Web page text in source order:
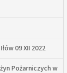
09 XII 2022
Pożarniczych w